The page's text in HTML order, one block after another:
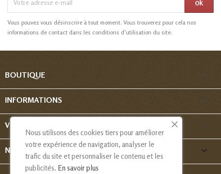
Vous pouvez vous désinscrire à tout moment. Vous trouverez pour cela nos
informations de contact dans les conditions d'utilisation du site.
BOUTIQUE 
INFORMATIONS 
VOTRE COMPTE 
NOUS CONTACTER keyboard_arrow_down
Nous utilisons des cookies tiers pour améliorer
votre expérience de navigation, analyser le
trafic du site et personnaliser le contenu et les
publicités. En savoir plus